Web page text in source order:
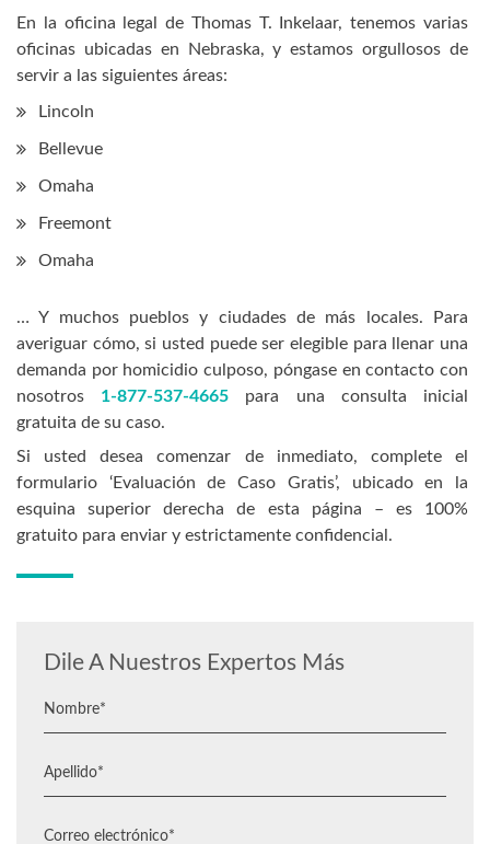
En la oficina legal de Thomas T. Inkelaar, tenemos varias
oficinas ubicadas en Nebraska, y estamos orgullosos de
servir a las siguientes áreas:
Lincoln
Bellevue
Omaha
Freemont
Omaha
… Y muchos pueblos y ciudades de más locales. Para
averiguar cómo, si usted puede ser elegible para llenar una
demanda por homicidio culposo, póngase en contacto con
nosotros 1-877-537-4665 para una consulta inicial
gratuita de su caso.
Si usted desea comenzar de inmediato, complete el
formulario ‘Evaluación de Caso Gratis’, ubicado en la
esquina superior derecha de esta página – es 100%
gratuito para enviar y estrictamente confidencial.
Dile A Nuestros Expertos Más